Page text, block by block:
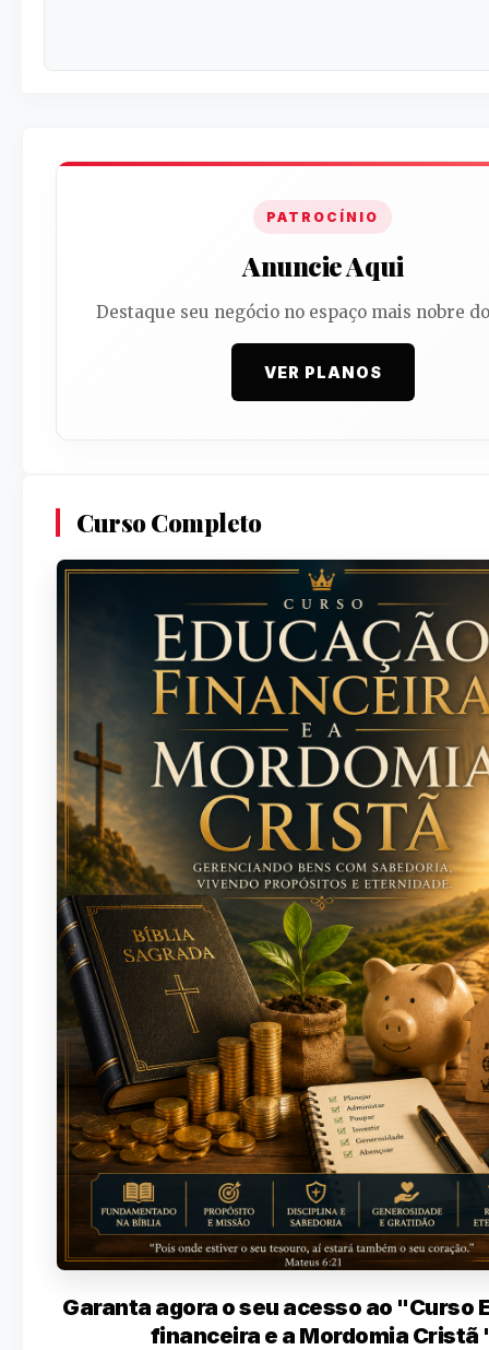
PATROCÍNIO
Anuncie Aqui
Destaque seu negócio no espaço mais nobre
VER PLANOS
Curso Completo
Garanta agora o seu acesso ao "Curso
financeira e a Mordomia Cristã